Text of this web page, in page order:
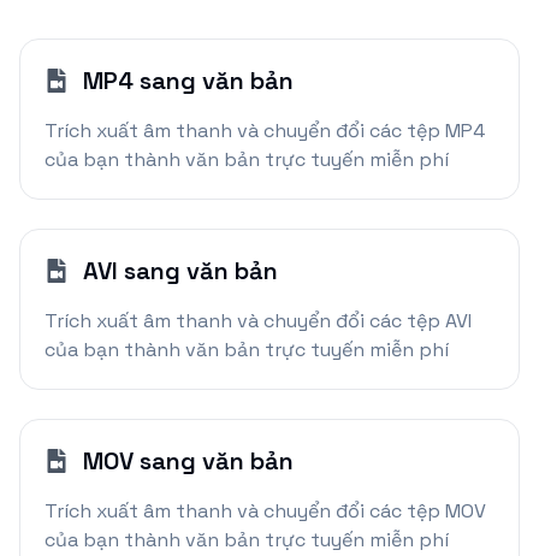
MP4 sang văn bản
Trích xuất âm thanh và chuyển đổi các tệp MP4
của bạn thành văn bản trực tuyến miễn phí
AVI sang văn bản
Trích xuất âm thanh và chuyển đổi các tệp AVI
của bạn thành văn bản trực tuyến miễn phí
MOV sang văn bản
Trích xuất âm thanh và chuyển đổi các tệp MOV
của bạn thành văn bản trực tuyến miễn phí